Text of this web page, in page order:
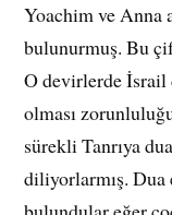
Yoachim ve Anna
bulunurmuş. Bu
O devirlerde İsrail
olması
sürekli Tanrıya
diliyorlarmış. Dua